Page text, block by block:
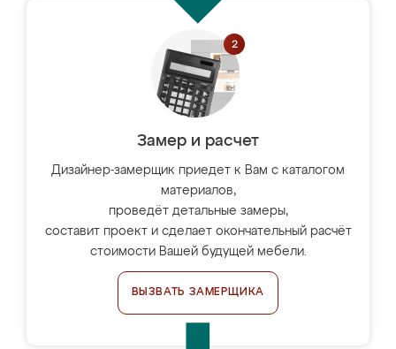
Замер и расчет
Дизайнер-замерщик приедет к Вам с каталогом
материалов,
проведёт детальные замеры,
составит проект и сделает окончательный расчёт
стоимости Вашей будущей мебели.
ВЫЗВАТЬ ЗАМЕРЩИКА